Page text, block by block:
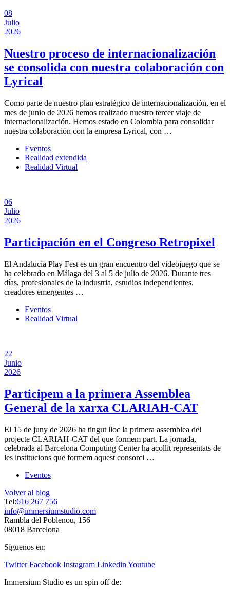
08
Julio
2026
Nuestro proceso de internacionalización
se consolida con nuestra colaboración con
Lyrical
Como parte de nuestro plan estratégico de internacionalización, en el
mes de junio de 2026 hemos realizado nuestro tercer viaje de
internacionalización. Hemos estado en Colombia para consolidar
nuestra colaboración con la empresa Lyrical, con …
Eventos
Realidad extendida
Realidad Virtual
06
Julio
2026
Participación en el Congreso Retropixel
El Andalucía Play Fest es un gran encuentro del videojuego que se
ha celebrado en Málaga del 3 al 5 de julio de 2026. Durante tres
días, profesionales de la industria, estudios independientes,
creadores emergentes …
Eventos
Realidad Virtual
22
Junio
2026
Participem a la primera Assemblea
General de la xarxa CLARIAH-CAT
El 15 de juny de 2026 ha tingut lloc la primera assemblea del
projecte CLARIAH-CAT del que formem part. La jornada,
celebrada al Barcelona Computing Center ha acollit representats de
les institucions que formem aquest consorci …
Eventos
Volver al blog
Tel:616 267 756
info@immersiumstudio.com
Rambla del Poblenou, 156
08018 Barcelona
Síguenos en:
Twitter Facebook Instagram Linkedin Youtube
Immersium Studio es un spin off de: